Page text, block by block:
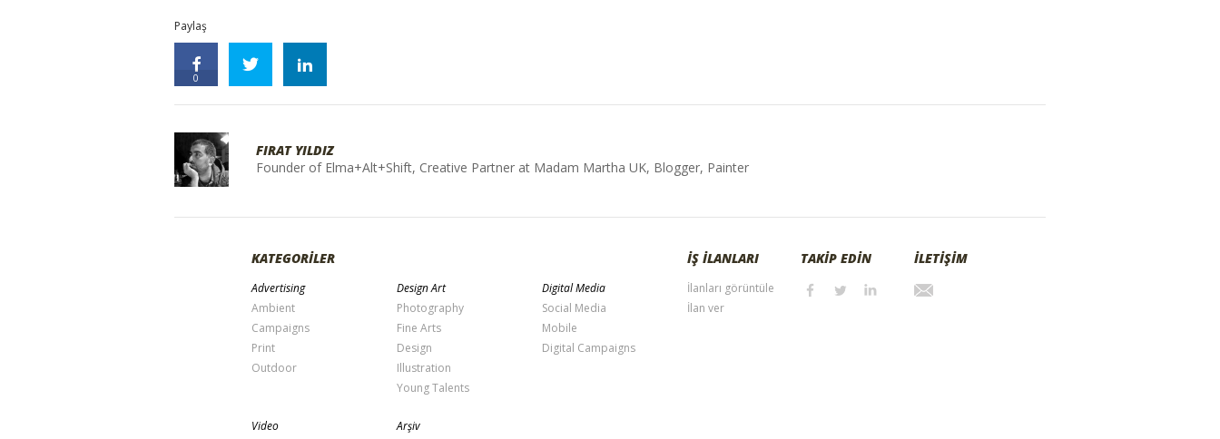
Paylaş
0
FIRAT YILDIZ
Founder of Elma+Alt+Shift, Creative Partner at Madam Martha UK, Blogger, Painter
KATEGORİLER
Advertising
Ambient
Campaigns
Print
Outdoor
Design Art
Photography
Fine Arts
Design
Illustration
Young Talents
Digital Media
Social Media
Mobile
Digital Campaigns
Video
Arşiv
İŞ İLANLARI
İlanları görüntüle
İlan ver
TAKİP EDİN İLETİŞİM